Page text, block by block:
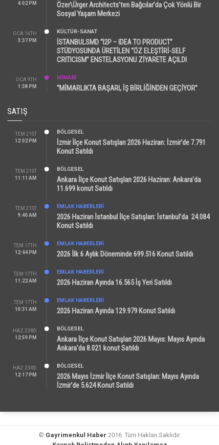
4:02 PM
Özer\Ürger Architects’ten Bağcılar’da Çok Yönlü Bir
Sosyal Yaşam Merkezi
OCA 14TH
3:37 PM
KÜLTÜR-SANAT
İSTANBULSMD “I2P – IDEA TO PRODUCT”
STÜDYOSUNDA ÜRETİLEN “ÖZ ELEŞTİRİ-SELF
CRITICISM” ENSTELASYONU ZİYARETE AÇILDI
OCA 9TH
1:38 PM
MİMARİ
“MİMARLIKTA BAŞARI, İŞ BİRLİĞİNDEN GEÇİYOR”
SATIŞ
TEM 21ST
12:02 PM
BÖLGESEL
İzmir İlçe Konut Satışları 2026 Haziran: İzmir’de 7.791
Konut Satıldı
TEM 21ST
11:11 AM
BÖLGESEL
Ankara İlçe Konut Satışları 2026 Haziran: Ankara’da
11.699 konut Satıldı
TEM 21ST
9:40 AM
EMLAK HABERLERI
2026 Haziran İstanbul İlçe Satışları: İstanbul’da 24.084
Konut Satıldı
TEM 17TH
12:44 PM
EMLAK HABERLERI
2026 İlk 6 Aylık Döneminde 699.516 Konut Satıldı
TEM 17TH
11:22 AM
EMLAK HABERLERI
2026 Haziran Ayında 16.565 İş Yeri Satıldı
TEM 17TH
10:31 AM
EMLAK HABERLERI
2026 Haziran Ayında 129.979 Konut Satıldı
HAZ 23RD
12:59 PM
BÖLGESEL
Ankara İlçe Konut Satışları 2026 Mayıs: Mayıs Ayında
Ankara’da 8.021 konut Satıldı
HAZ 23RD
12:17 PM
BÖLGESEL
2026 Mayıs İzmir İlçe Konut Satışları: Mayıs Ayında
İzmir’de 5.624 Konut Satıldı
© Gayrimenkul Haber 2016. Tüm Hakları Saklıdır.